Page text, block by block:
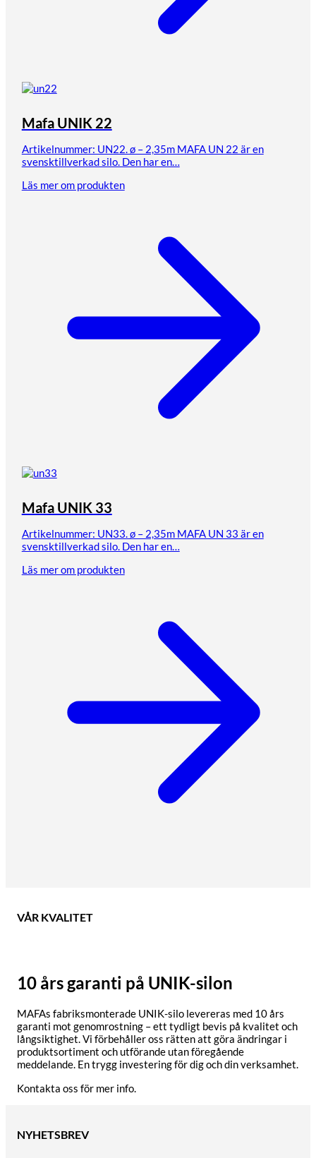
Mafa UNIK 22
Artikelnummer: UN22. ø – 2,35m MAFA UN 22 är en
svensktillverkad silo. Den har en…
Läs mer om produkten
Mafa UNIK 33
Artikelnummer: UN33. ø – 2,35m MAFA UN 33 är en
svensktillverkad silo. Den har en…
Läs mer om produkten
VÅR KVALITET
10 års garanti på UNIK-silon
MAFAs fabriksmonterade UNIK-silo levereras med 10 års
garanti mot genomrostning – ett tydligt bevis på kvalitet och
långsiktighet. Vi förbehåller oss rätten att göra ändringar i
produktsortiment och utförande utan föregående
meddelande. En trygg investering för dig och din verksamhet.
Kontakta oss för mer info.
NYHETSBREV